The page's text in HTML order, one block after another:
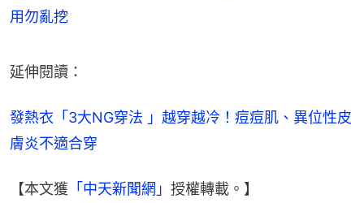
用勿亂挖
延伸閱讀：
發熱衣「3大NG穿法 」越穿越冷！痘痘肌、異位性皮
膚炎不適合穿
【本文獲 「中天新聞網」 授權轉載。】